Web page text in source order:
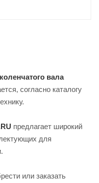
вала
согласно каталогу
предлагает широкий
для
или заказать